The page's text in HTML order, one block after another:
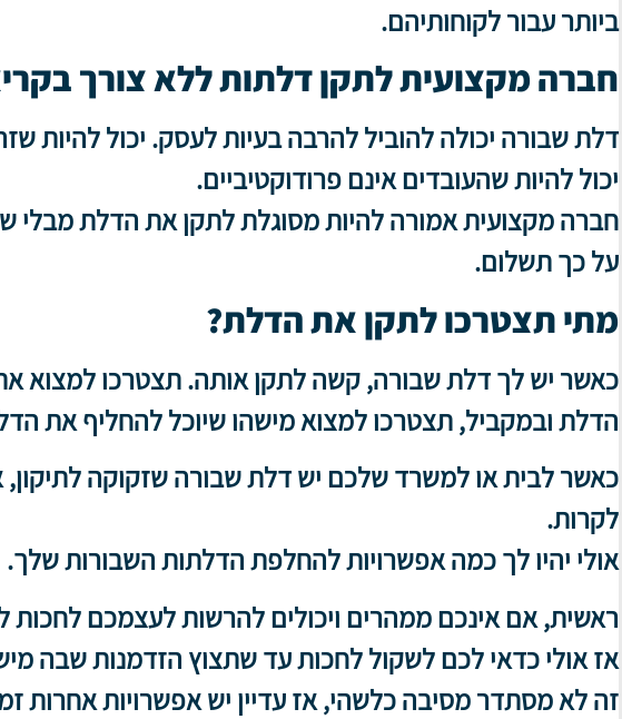
ביותר עבור לקוחותיהם.
חברה מקצועית לתקן דלתות ללא צורך
דלת שבורה יכולה להוביל להרבה בעיות לעסק. יכול להיות
יכול להיות שהעובדים אינם פרודוקטיביים.
חברה מקצועית אמורה להיות מסוגלת לתקן את הדלת מבלי
על כך תשלום.
מתי תצטרכו לתקן את הדלת?
כאשר יש לך דלת שבורה, קשה לתקן אותה. תצטרכו למצוא
הדלת ובמקביל, תצטרכו למצוא מישהו שיוכל להחליף את
כאשר לבית או למשרד שלכם יש דלת שבורה שזקוקה
לקרות.
אולי יהיו לך כמה אפשרויות להחלפת הדלתות השבורות שלך.
ראשית, אם אינכם ממהרים ויכולים להרשות לעצמכם לחכות
אז אולי כדאי לכם לשקול לחכות עד שתצוץ הזדמנות שבה
זה לא מסתדר מסיבה כלשהי, אז עדיין יש אפשרויות אחרות